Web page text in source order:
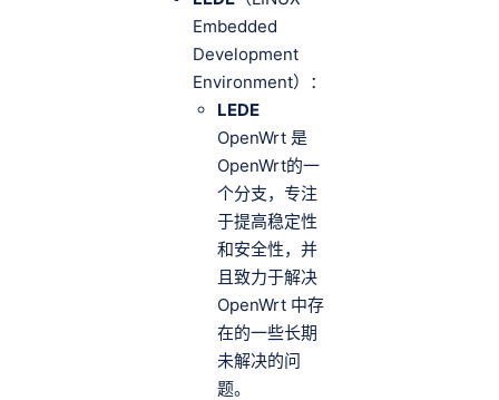
Embedded
Development
Environment）：
LEDE
OpenWrt 是
OpenWrt的一
个分支，专注
于提高稳定性
和安全性，并
且致力于解决
OpenWrt 中存
在的一些长期
未解决的问
题。